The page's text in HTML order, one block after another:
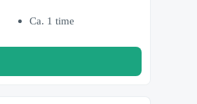
Ca. 1 time